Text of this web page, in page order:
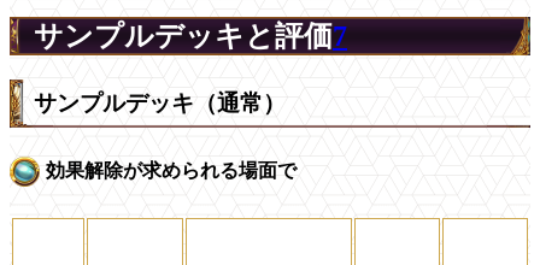
サンプルデッキと評価7
サンプルデッキ（通常）
効果解除が求められる場面で